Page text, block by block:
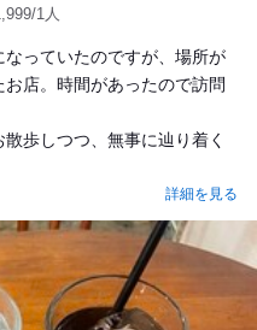
1人
っていたのですが、場所が
店。時間があったので訪問
歩しつつ、無事に辿り着く
詳細を見る